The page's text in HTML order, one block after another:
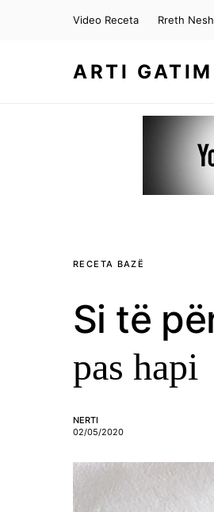
Video Receta Rreth Nesh
ARTI
RECETA BAZË
Si të
pas hapi
NERTI
02/05/2020